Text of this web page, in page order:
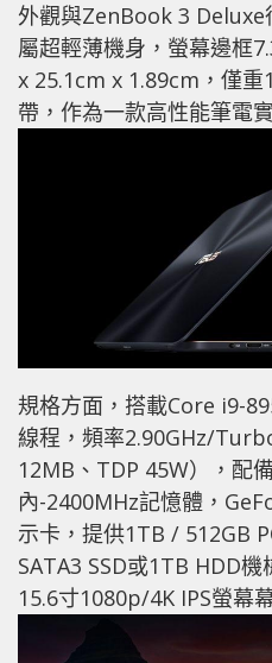
外觀與ZenBook 3
屬超輕薄機身，螢幕邊框
x 25.1cm x 1.89cm，僅重
帶，作為一款高性能筆電
規格方面，搭載Core i9-
線程，頻率2.90GHz/
12MB、TDP 45W），配
內-2400MHz記憶體，
示卡，提供1TB / 512GB
SATA3 SSD或1TB HDD
15.6寸1080p/4K IPS螢幕